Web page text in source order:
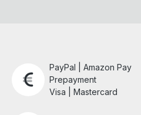
PayPal | Amazon Pay
Prepayment
Visa | Mastercard